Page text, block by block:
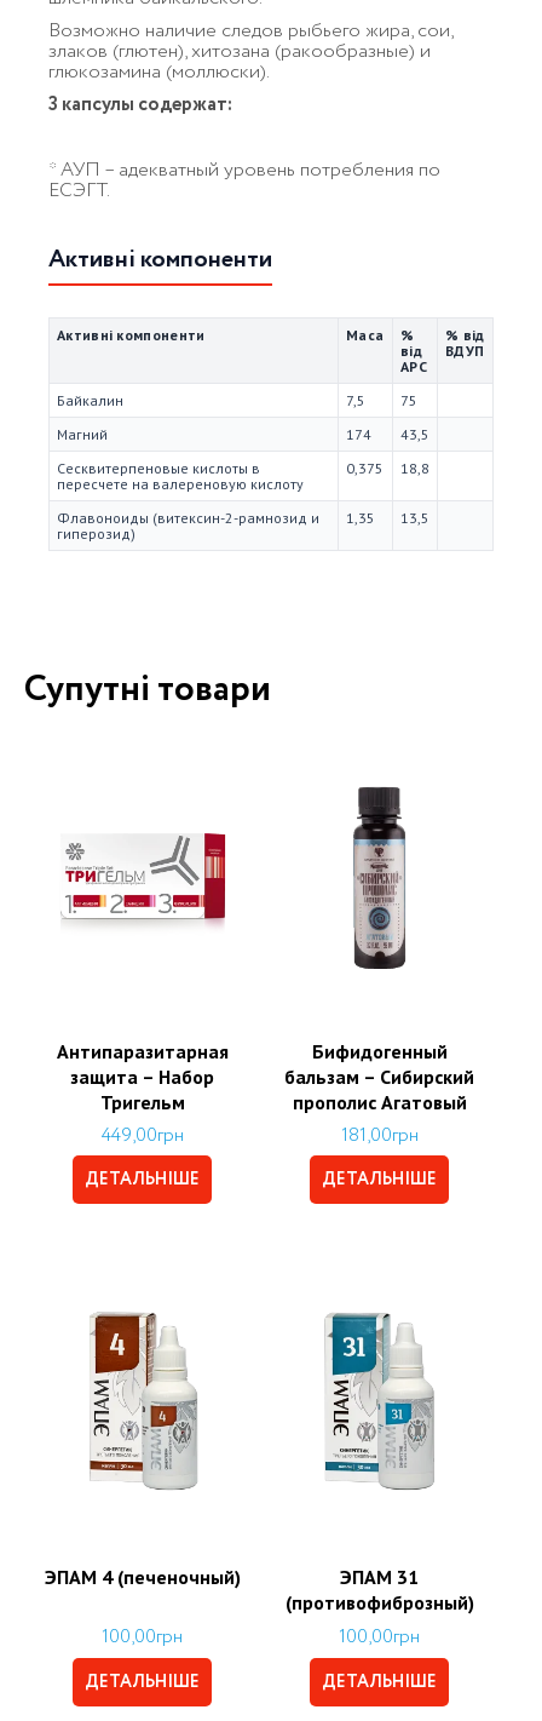
Возможно наличие следов рыбьего жира, сои,
злаков (глютен), хитозана (ракообразные) и
глюкозамина (моллюски).
3 капсулы содержат:
* АУП – адекватный уровень потребления по
ЕСЭГТ.
Активні компоненти
Активні компоненти Маса
%
від
АРС
% від
ВДУП
Байкалин 7,5
75
Магний
174
43,5
Сесквитерпеновые кислоты в
пересчете на валереновую кислоту
0,375 18,8
Флавоноиды (витексин-2-рамнозид и
гиперозид)
1,35 13,5
Супутні товари
Антипаразитарная
защита – Набор
Тригельм
449,00грн
ДЕТАЛЬНІШЕ
Бифидогенный
бальзам – Сибирский
прополис Агатовый
181,00грн
ДЕТАЛЬНІШЕ
ЭПАМ 4 (печеночный)
100,00грн
ДЕТАЛЬНІШЕ
ЭПАМ 31
(противофиброзный)
100,00грн
ДЕТАЛЬНІШЕ